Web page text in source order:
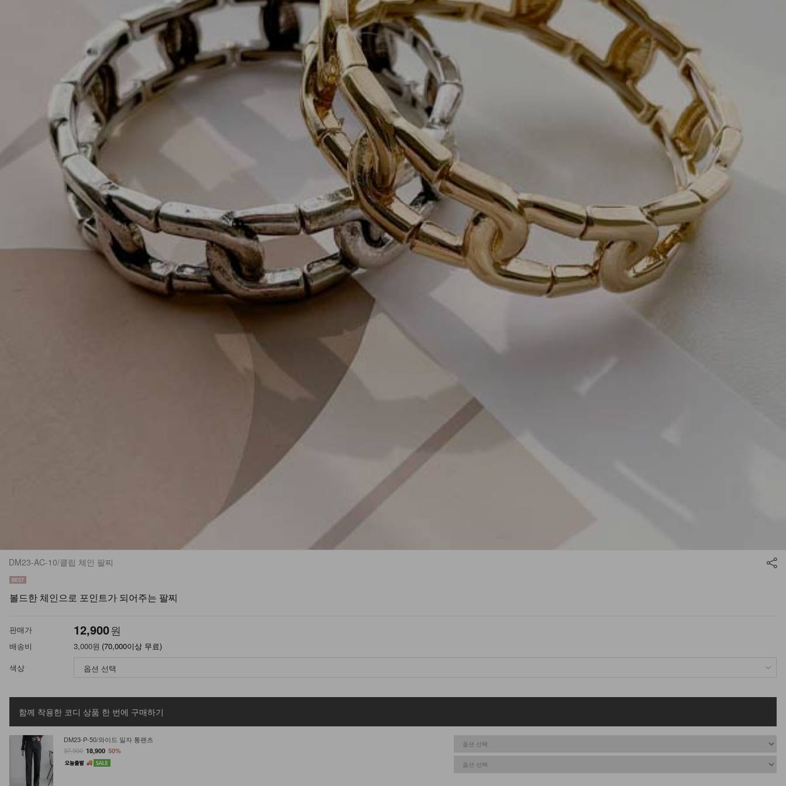
DM23-AC-10/클립 체인 팔찌
볼드한 체인으로 포인트가 되어주는 팔찌
판매가 12,900원
배송비 3,000원 (70,000이상 무료)
색상
함께 착용한 코디 상품 한 번에 구매하기
DM23-P-50/와이드 일자 통팬츠
37,900 18,900 50%